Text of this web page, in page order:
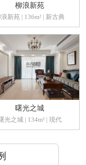
柳浪新苑
新苑 | 136m² | 新古典
曙光之城
光之城 | 134m² | 现代